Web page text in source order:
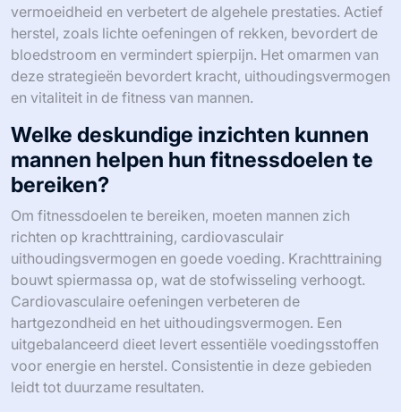
vermoeidheid en verbetert de algehele prestaties. Actief
herstel, zoals lichte oefeningen of rekken, bevordert de
bloedstroom en vermindert spierpijn. Het omarmen van
deze strategieën bevordert kracht, uithoudingsvermogen
en vitaliteit in de fitness van mannen.
Welke deskundige inzichten kunnen
mannen helpen hun fitnessdoelen te
bereiken?
Om fitnessdoelen te bereiken, moeten mannen zich
richten op krachttraining, cardiovasculair
uithoudingsvermogen en goede voeding. Krachttraining
bouwt spiermassa op, wat de stofwisseling verhoogt.
Cardiovasculaire oefeningen verbeteren de
hartgezondheid en het uithoudingsvermogen. Een
uitgebalanceerd dieet levert essentiële voedingsstoffen
voor energie en herstel. Consistentie in deze gebieden
leidt tot duurzame resultaten.